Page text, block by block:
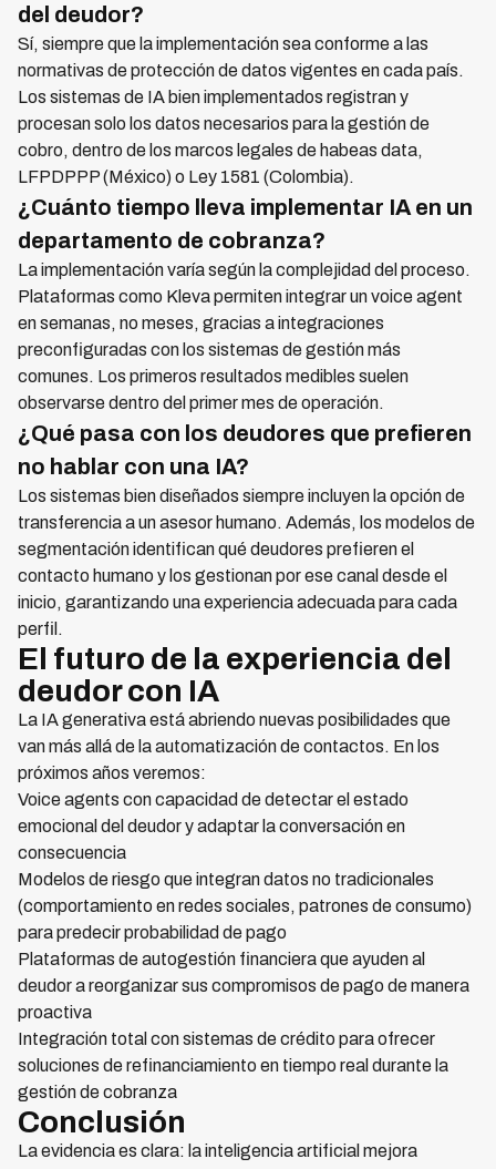
del deudor?
Sí, siempre que la implementación sea conforme a las
normativas de protección de datos vigentes en cada país.
Los sistemas de IA bien implementados registran y
procesan solo los datos necesarios para la gestión de
cobro, dentro de los marcos legales de habeas data,
LFPDPPP (México) o Ley 1581 (Colombia).
¿Cuánto tiempo lleva implementar IA en un
departamento de cobranza?
La implementación varía según la complejidad del proceso.
Plataformas como Kleva permiten integrar un voice agent
en semanas, no meses, gracias a integraciones
preconfiguradas con los sistemas de gestión más
comunes. Los primeros resultados medibles suelen
observarse dentro del primer mes de operación.
¿Qué pasa con los deudores que prefieren
no hablar con una IA?
Los sistemas bien diseñados siempre incluyen la opción de
transferencia a un asesor humano. Además, los modelos de
segmentación identifican qué deudores prefieren el
contacto humano y los gestionan por ese canal desde el
inicio, garantizando una experiencia adecuada para cada
perfil.
El futuro de la experiencia del
deudor con IA
La IA generativa está abriendo nuevas posibilidades que
van más allá de la automatización de contactos. En los
próximos años veremos:
Voice agents con capacidad de detectar el estado
emocional del deudor y adaptar la conversación en
consecuencia
Modelos de riesgo que integran datos no tradicionales
(comportamiento en redes sociales, patrones de consumo)
para predecir probabilidad de pago
Plataformas de autogestión financiera que ayuden al
deudor a reorganizar sus compromisos de pago de manera
proactiva
Integración total con sistemas de crédito para ofrecer
soluciones de refinanciamiento en tiempo real durante la
gestión de cobranza
Conclusión
La evidencia es clara: la inteligencia artificial mejora